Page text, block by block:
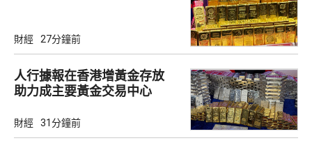
財經 27分鐘前
人行據報在香港增黃金存放
助力成主要黃金交易中心
財經 31分鐘前